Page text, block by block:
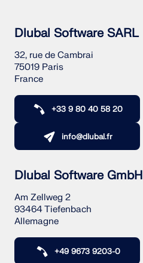
Dlubal Software SARL
32, rue de Cambrai
75019 Paris
France
+33 9 80 40 58 20
info@dlubal.fr
Dlubal Software GmbH
Am Zellweg 2
93464 Tiefenbach
Allemagne
+49 9673 9203-0